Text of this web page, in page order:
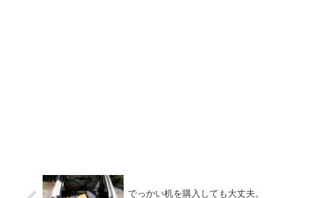
でっかい机を購入しても大丈夫。